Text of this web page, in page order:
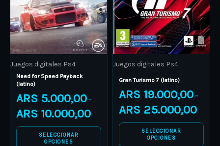
Juegos digitales Ps4
Need for Speed Payback
(latino)
ARS 5.000,00 –
ARS 10.000,00
SELECCIONAR
OPCIONES
The
options
may
be
chosen
on
the
product
Juegos digitales Ps4
Gran Turismo 7 (latino)
ARS 19.000,00 –
ARS 25.000,00
SELECCIONAR
OPCIONES
The
options
may
be
chosen
on
the
product
page